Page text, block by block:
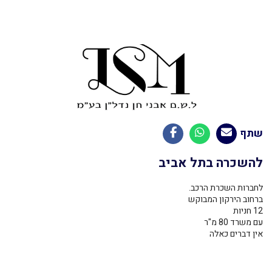
להשכרה בתל אביב
לחברות השכרת הרכב.
ברחוב הירקון המבוקש
12 חניות
עם משרד 80 מ"ר
אין דברים כאלה
שתף